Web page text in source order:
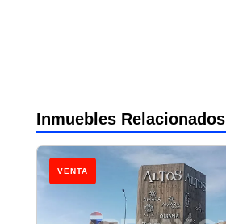
Inmuebles Relacionados
VENTA